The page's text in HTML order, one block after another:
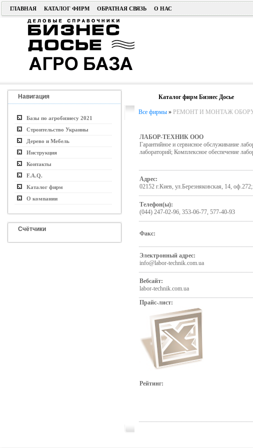
ГЛАВНАЯ КАТАЛОГ ФИРМ ОБРАТНАЯ СВЯЗЬ О НАС
Навигация
Базы по агробизнесу 2021
Строительство Украины
Дерево и Мебель
Инструкция
Контакты
F.A.Q.
Каталог фирм
О компании
Счётчики
Каталог фирм Бизнес Досье
Все фирмы» РЕМОНТ И МОНТАЖ
ЛАБОР-ТЕХНИК ООО
Гарантийное и сервисное обслуживание
лабораторий; Комплексное обеспечение
Адрес:
02152 г.Киев, ул.Березняковская, 14,
Телефон(ы):
(044) 247-02-96, 353-06-77, 577-40-93
Факс:
Электронный адрес:
info@labor-technik.com.ua
Вебсайт:
labor-technik.com.ua
Прайс-лист:
Рейтинг: